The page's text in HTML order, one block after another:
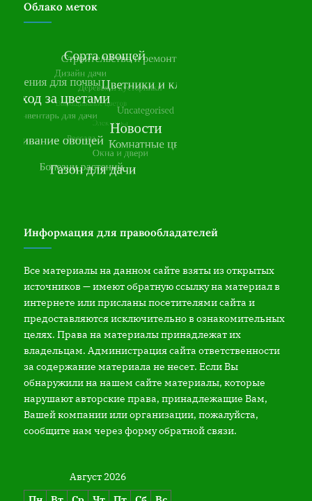
Облако меток
Информация для правообладателей
Все материалы на данном сайте взяты из открытых
источников — имеют обратную ссылку на материал в
интернете или присланы посетителями сайта и
предоставляются исключительно в ознакомительных
целях. Права на материалы принадлежат их
владельцам. Администрация сайта ответственности
за содержание материала не несет. Если Вы
обнаружили на нашем сайте материалы, которые
нарушают авторские права, принадлежащие Вам,
Вашей компании или организации, пожалуйста,
сообщите нам через форму обратной связи.
Август 2026